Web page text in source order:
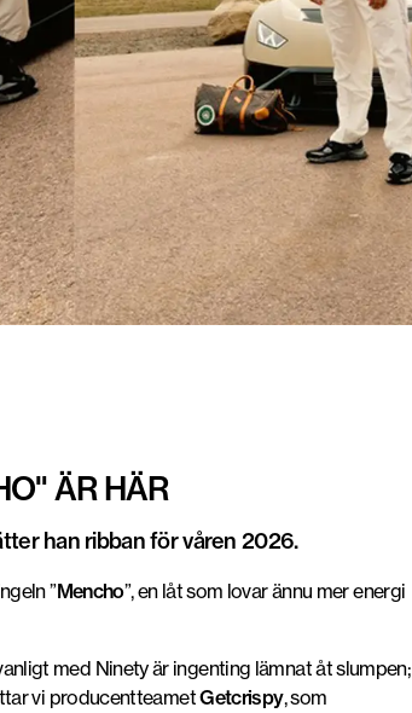
ÄR HÄR
han ribban för våren 2026.
”Mencho”, en låt som lovar ännu mer energi
med Ninety är ingenting lämnat åt slumpen;
vi producentteametGetcrispy, som